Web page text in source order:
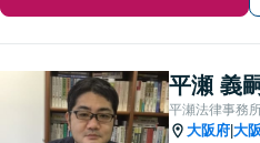
平瀬 義嗣
平瀬法律事務
大阪府 大